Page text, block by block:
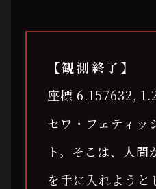
【観測終了】
座標 6.157632,
セワ・フェティッ
ト。そこは、人間
を手に入れようと